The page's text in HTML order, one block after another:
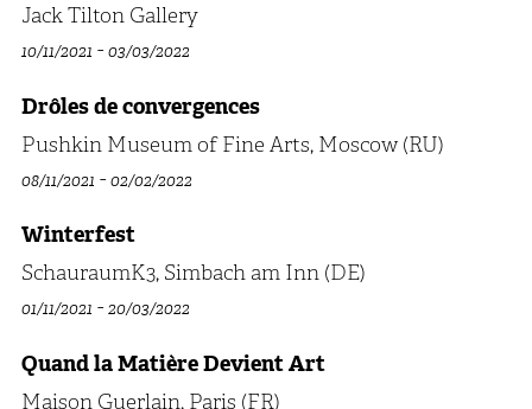
Jack Tilton Gallery
10/11/2021 -03/03/2022
Drôles de convergences
Pushkin Museum of Fine Arts, Moscow (RU)
08/11/2021 -02/02/2022
Winterfest
SchauraumK3, Simbach am Inn (DE)
01/11/2021 -20/03/2022
Quand la Matière Devient Art
Maison Guerlain, Paris (FR)